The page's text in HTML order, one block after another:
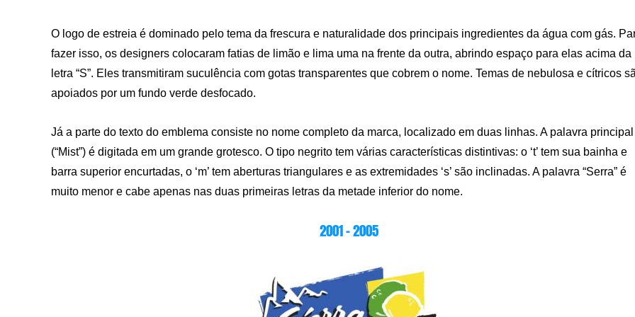
O logo de estreia é dominado pelo tema da frescura e naturalidade dos principais ingredientes da água com gás.
fazer isso, os designers colocaram fatias de limão e lima uma na frente da outra, abrindo espaço para elas acima da
letra “S”. Eles transmitiram suculência com gotas transparentes que cobrem o nome. Temas de nebulosa e cítricos
apoiados por um fundo verde desfocado.
Já a parte do texto do emblema consiste no nome completo da marca, localizado em duas linhas. A palavra principal
(“Mist”) é digitada em um grande grotesco. O tipo negrito tem várias características distintivas: o ‘t’ tem sua bainha e
barra superior encurtadas, o ‘m’ tem aberturas triangulares e as extremidades ‘s’ são inclinadas. A palavra “Serra” é
muito menor e cabe apenas nas duas primeiras letras da metade inferior do nome.
2001 – 2005